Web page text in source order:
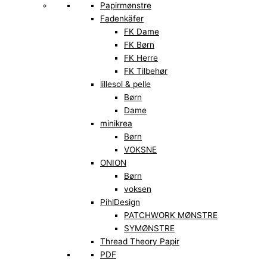
Papirmønstre
Fadenkäfer
FK Dame
FK Børn
FK Herre
FK Tilbehør
lillesol & pelle
Børn
Dame
minikrea
Børn
VOKSNE
ONION
Børn
voksen
PihlDesign
PATCHWORK MØNSTRE
SYMØNSTRE
Thread Theory Papir
PDF